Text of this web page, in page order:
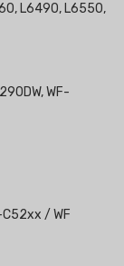
L6490, L6550,
WF-
/ WF